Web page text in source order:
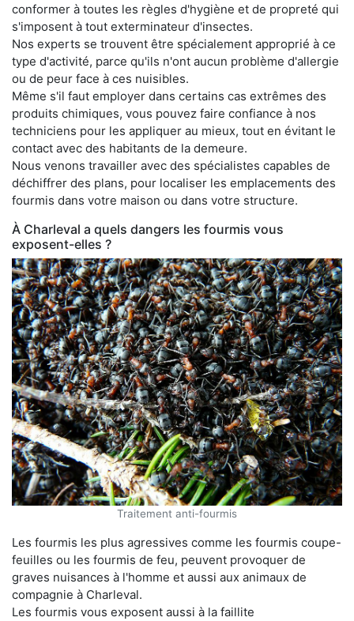
conformer à toutes les règles d'hygiène et de propreté qui
s'imposent à tout exterminateur d'insectes.
Nos experts se trouvent être spécialement approprié à ce
type d'activité, parce qu'ils n'ont aucun problème d'allergie
ou de peur face à ces nuisibles.
Même s'il faut employer dans certains cas extrêmes des
produits chimiques, vous pouvez faire confiance à nos
techniciens pour les appliquer au mieux, tout en évitant le
contact avec des habitants de la demeure.
Nous venons travailler avec des spécialistes capables de
déchiffrer des plans, pour localiser les emplacements des
fourmis dans votre maison ou dans votre structure.
À Charleval a quels dangers les fourmis vous
exposent-elles ?
Traitement anti-fourmis
Les fourmis les plus agressives comme les fourmis coupe-
feuilles ou les fourmis de feu, peuvent provoquer de
graves nuisances à l'homme et aussi aux animaux de
compagnie à Charleval.
Les fourmis vous exposent aussi à la faillite